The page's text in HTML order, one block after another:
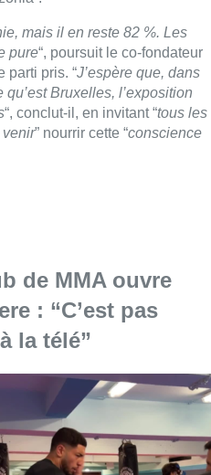
de MMA ouvre
: “C’est pas
la télé”
"Un nouveau club de